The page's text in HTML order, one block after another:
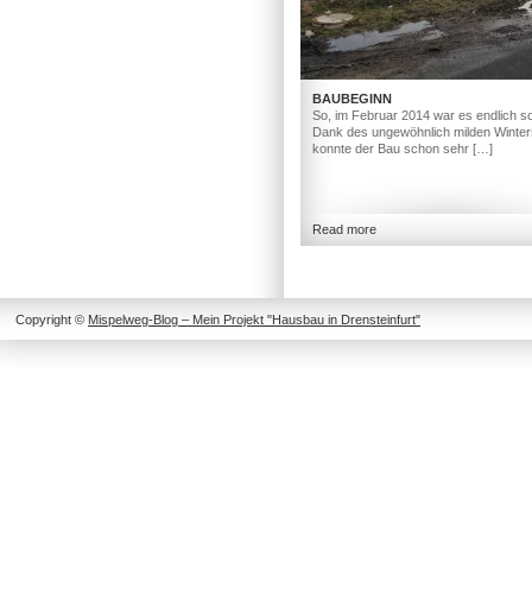
BAUBEGINN
So, im Februar 2014 war es endlich
Dank des ungewöhnlich milden
konnte der Bau schon sehr […]
Read more
Copyright © Mispelweg-Blog – Mein Projekt "Hausbau in Drensteinfurt"